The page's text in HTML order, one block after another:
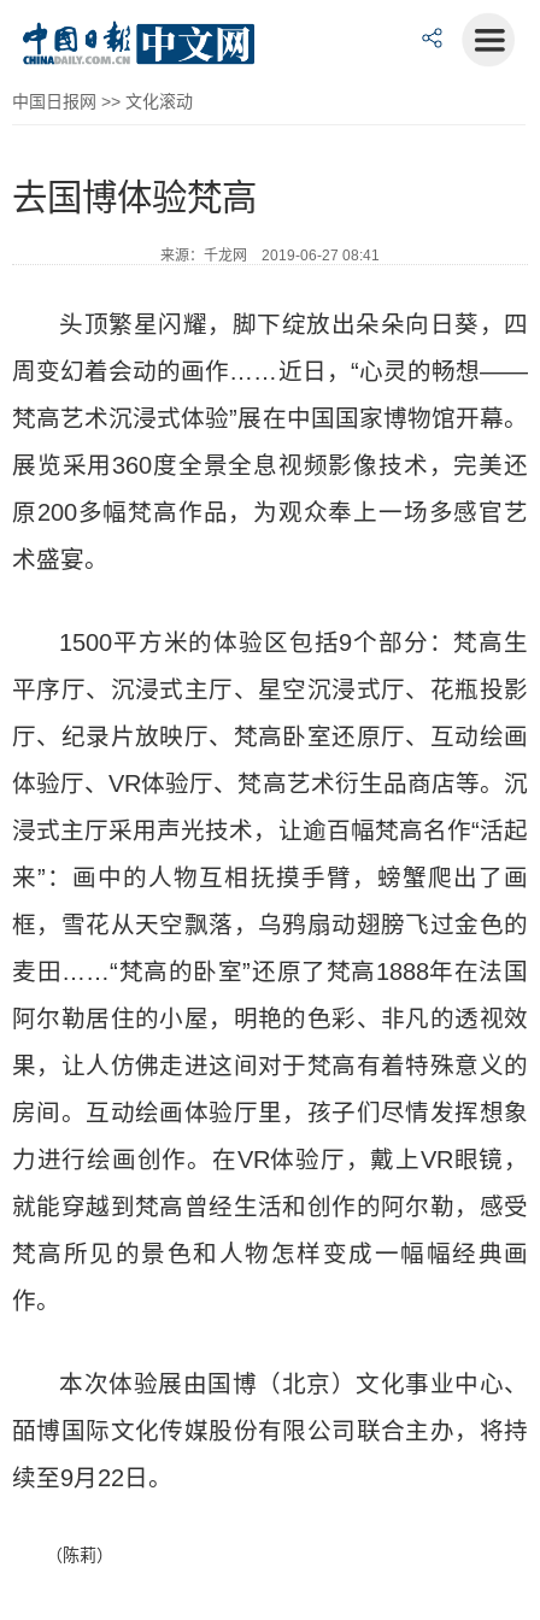
中国日报网 >> 文化滚动
去国博体验梵高
来源：千龙网 2019-06-27 08:41
头顶繁星闪耀，脚下绽放出朵朵向日葵，四
周变幻着会动的画作……近日，“心灵的畅想——
梵高艺术沉浸式体验”展在中国国家博物馆开幕。
展览采用360度全景全息视频影像技术，完美还
原200多幅梵高作品，为观众奉上一场多感官艺
术盛宴。
1500平方米的体验区包括9个部分：梵高生
平序厅、沉浸式主厅、星空沉浸式厅、花瓶投影
厅、纪录片放映厅、梵高卧室还原厅、互动绘画
体验厅、VR体验厅、梵高艺术衍生品商店等。沉
浸式主厅采用声光技术，让逾百幅梵高名作“活起
来”：画中的人物互相抚摸手臂，螃蟹爬出了画
框，雪花从天空飘落，乌鸦扇动翅膀飞过金色的
麦田……“梵高的卧室”还原了梵高1888年在法国
阿尔勒居住的小屋，明艳的色彩、非凡的透视效
果，让人仿佛走进这间对于梵高有着特殊意义的
房间。互动绘画体验厅里，孩子们尽情发挥想象
力进行绘画创作。在VR体验厅，戴上VR眼镜，
就能穿越到梵高曾经生活和创作的阿尔勒，感受
梵高所见的景色和人物怎样变成一幅幅经典画
作。
本次体验展由国博（北京）文化事业中心、
皕博国际文化传媒股份有限公司联合主办，将持
续至9月22日。
（陈莉）